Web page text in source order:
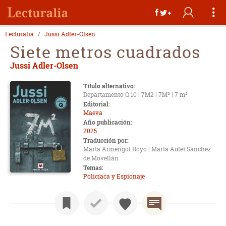
Lecturalia Jussi Adler-Olsen
Siete metros cuadrados
Jussi Adler-Olsen
Título alternativo:
Departamento Q 10 | 7M2 | 7M² | 7 m²
Editorial:
Maeva
Año publicación:
2025
Traducción por:
Marta Armengol Royo | Marta Aulet Sánchez
de Movellán
Temas:
Policíaca y Espionaje